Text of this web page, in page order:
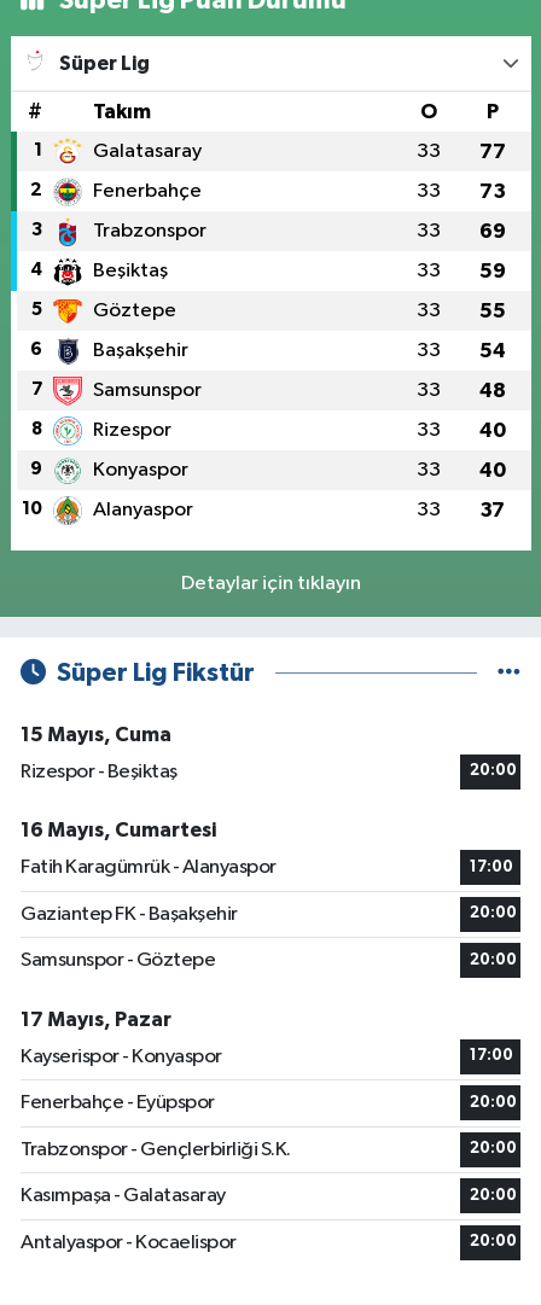
Süper Lig
# Takım O P
1 Galatasaray 33 77
2 Fenerbahçe 33 73
3 Trabzonspor 33 69
4 Beşiktaş 33 59
5 Göztepe 33 55
6 Başakşehir 33 54
7 Samsunspor 33 48
8 Rizespor 33 40
9 Konyaspor 33 40
10 Alanyaspor 33 37
Detaylar için tıklayın
Süper Lig Fikstür
15 Mayıs, Cuma
Rizespor - Beşiktaş
20:00
16 Mayıs, Cumartesi
Fatih Karagümrük - Alanyaspor
17:00
Gaziantep FK - Başakşehir 20:00
Samsunspor - Göztepe 20:00
17 Mayıs, Pazar
Kayserispor - Konyaspor
17:00
Fenerbahçe - Eyüpspor 20:00
Trabzonspor - Gençlerbirliği S.K. 20:00
Kasımpaşa - Galatasaray 20:00
Antalyaspor - Kocaelispor 20:00